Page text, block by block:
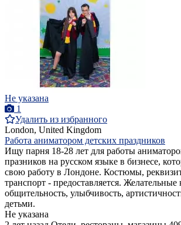
Не указана
1
Удалить из избранного
London, United Kingdom
Работа аниматором детских праздников
Ищу парня 18-28 лет для работы
празников на русском языке в бизнесе,
свою работу в Лондоне. Костюмы,
транспорт - предоставляется. Желательные
общительность, улыбчивость,
детьми.
Не указана